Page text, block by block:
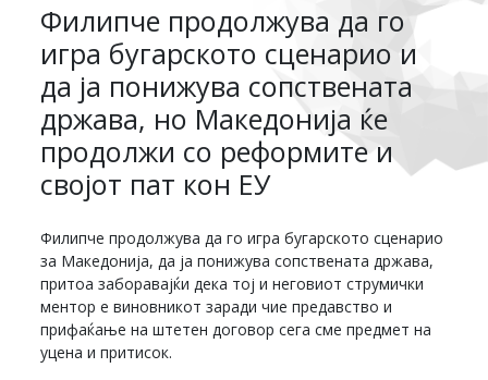
Филипче продолжува да го
игра бугарското сценарио и
да ја понижува сопствената
држава, но Македонија ќе
продолжи со реформите и
својот пат кон ЕУ
Филипче продолжува да го игра бугарското сценарио
за Македонија, да ја понижува сопствената држава,
притоа заборавајќи дека тој и неговиот струмички
ментор е виновникот заради чие предавство и
прифаќање на штетен договор сега сме предмет на
уцена и притисок.